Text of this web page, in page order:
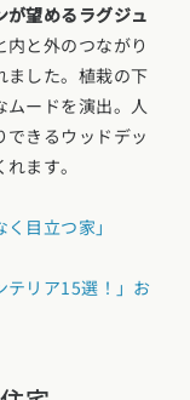
が望めるラグジュ
と外のつながり
ました。植栽の下
ードを演出。人
できるウッドデッ
ます。
目立つ家」
テリア15選！」お